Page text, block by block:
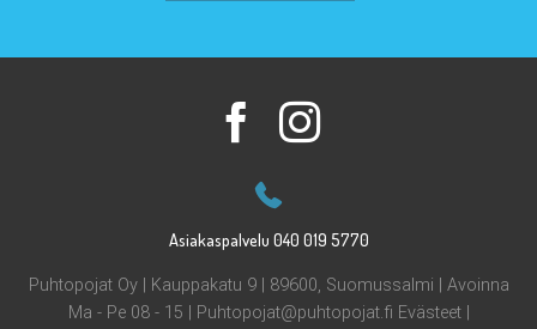
Asiakaspalvelu 040 019 5770
Puhtopojat Oy | Kauppakatu 9 | 89600, Suomussalmi | Avoinna
Ma - Pe 08 - 15 | Puhtopojat@puhtopojat.fi Evästeet|